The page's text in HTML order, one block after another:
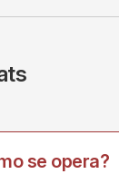
se opera?